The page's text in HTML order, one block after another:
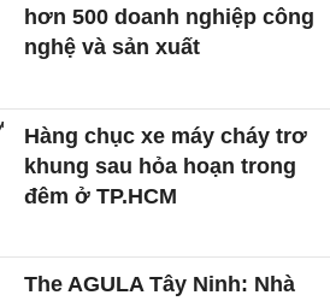
hơn 500 doanh nghiệp công
nghệ và sản xuất
Hàng chục xe máy cháy trơ
khung sau hỏa hoạn trong
đêm ở TP.HCM
The AGULA Tây Ninh: Nhà